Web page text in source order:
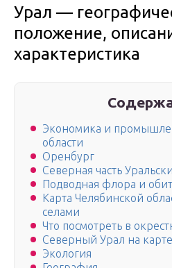
Урал —
положение,
характеристика
Экономика и
области
Оренбург
Северная часть
Подводная флора и
Карта Челябинской
селами
Что посмотреть в
Северный Урал на
Экология